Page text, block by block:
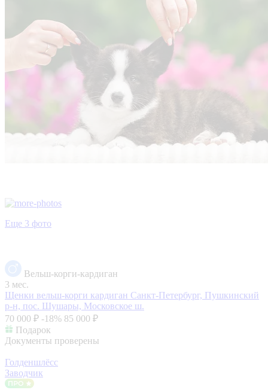
Еще 3 фото
Вельш-корги-кардиган
3 мес.
Щенки вельш-корги кардиган Санкт-Петербург, Пушкинский
р-н, пос. Шушары, Московское ш.
70 000 ₽ -18% 85 000 ₽
Подарок
Документы проверены
Голденшлёсс
Заводчик